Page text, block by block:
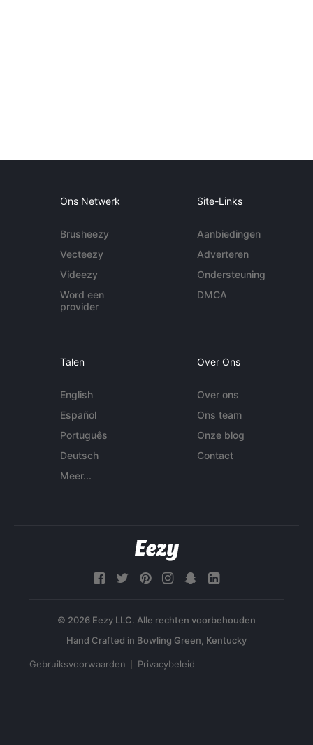
Ons Netwerk
Brusheezy
Vecteezy
Videezy
Word een
provider
Site-Links
Aanbiedingen
Adverteren
Ondersteuning
DMCA
Talen
English
Español
Português
Deutsch
Meer...
Over Ons
Over ons
Ons team
Onze blog
Contact
© 2026 Eezy LLC. Alle rechten voorbehouden
Gebruiksvoorwaarden Privacybeleid